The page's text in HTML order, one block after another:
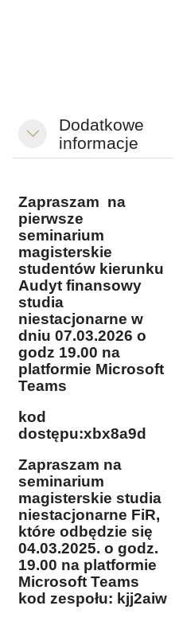
Minimizza
Dodatkowe
informacje
Zapraszam na
pierwsze
seminarium
magisterskie
studentów kierunku
Audyt finansowy
studia
niestacjonarne w
dniu 07.03.2026 o
godz 19.00 na
platformie Microsoft
Teams
kod
dostępu:xbx8a9d
Zapraszam na
seminarium
magisterskie studia
niestacjonarne FiR,
które odbędzie się
04.03.2025. o godz.
19.00 na platformie
Microsoft Teams
kod zespołu: kjj2aiw